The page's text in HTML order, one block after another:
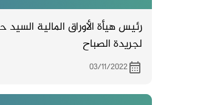
رئيس هيأة الأوراق المالية
لجريدة الصباح
03/11/2022